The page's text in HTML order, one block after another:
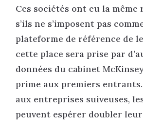
Ces sociétés ont eu la même
s’ils ne s’imposent pas
plateforme de référence de
cette place sera prise par
données du cabinet
prime aux premiers
aux entreprises suiveuses,
peuvent espérer doubler